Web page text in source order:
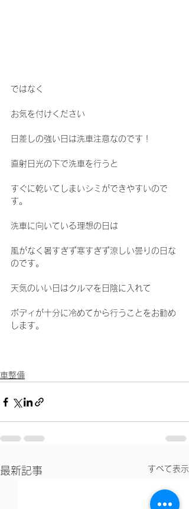
ではなく
お気を付けください
日差しの強い日は洗車注意なのです！
直射日光の下で洗車を行うと
すぐに乾いてしまいシミができやすいので
す。
洗車に向いている理想の日は
風がなく暑すぎず寒すぎず涼しい曇りの日な
のです。
天気のいい日はクルマを日陰に入れて
ボディが十分に冷めてから行うことをお勧め
します。
車整備
最新記事 すべて表示